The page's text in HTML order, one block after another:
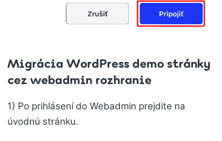
Migrácia WordPress demo stránky
cez webadmin rozhranie
1) Po prihlásení do Webadmin prejdite na
úvodnú stránku.